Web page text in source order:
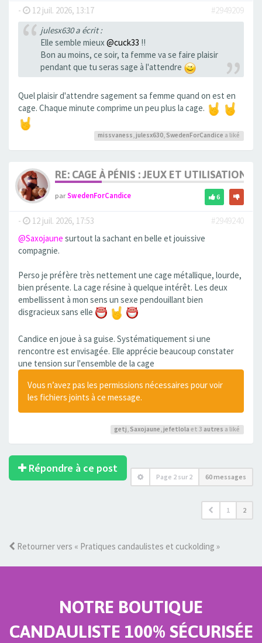
- 12 juil. 2026, 13:17
#2949209
julesx630 a écrit :
Elle semble mieux@cuck33 !!
Bon au moins, ce soir, ta femme va se faire plaisir
pendant que tu seras sage à l'attendre
Quel plaisir d'attendre sagement sa femme quand on est en
cage. Chaque minute comprime un peu plus la cage.
missvaness, julesx630, SwedenForCandice a liké
RE: CAGE À PÉNIS : JEUX ET UTILISATION,
parSwedenForCandice 6
- 12 juil. 2026, 17:53
#2949240
@Saxojaune surtout la sachant en belle et jouissive
compagnie.
Perso je préfère très nettement une cage métallique, lourde,
bien présente. La cage résine à quelque intérêt. Les deux
embellissent à mon sens un sexe pendouillant bien
disgracieux sans elle
Candice en joue à sa guise. Systématiquement si une
rencontre est envisagée. Elle apprécie beaucoup constater
une tension sur l'ensemble de la cage
Vous n’avez pas les permissions nécessaires pour voir
les fichiers joints à ce message.
getj, Saxojaune, jefetlola et 3 autres a liké
Répondre à ce post
Page 2 sur 2 60 messages
1 2
Retourner vers « Pratiques candaulistes et cuckolding »
NOTRE BOUTIQUE
CANDAULISTE 100% SÉCURISÉE